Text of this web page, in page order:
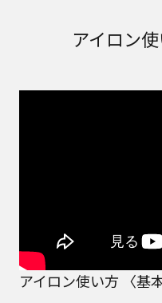
アイロン
アイロン使い方 〈基